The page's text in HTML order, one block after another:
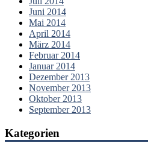
Juni 2014
Mai 2014
April 2014
März 2014
Februar 2014
Januar 2014
Dezember 2013
November 2013
Oktober 2013
September 2013
Kategorien